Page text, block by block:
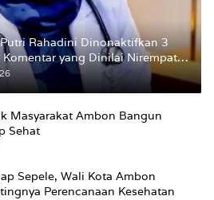
Putri Rahadini Dinonaktifkan 3
Komentar yang Dinilai Nirempati
Masyarakat Ambon Bangun
Sehat
Sepele, Wali Kota Ambon
Perencanaan Kesehatan